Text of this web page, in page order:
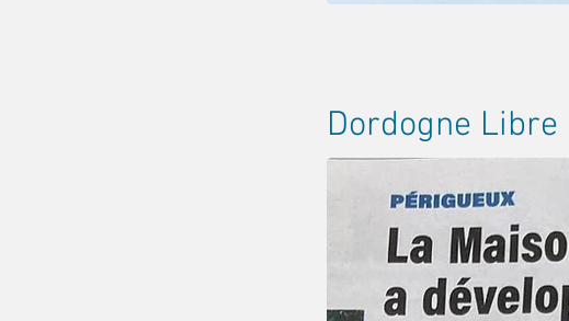
Dordogne Libre